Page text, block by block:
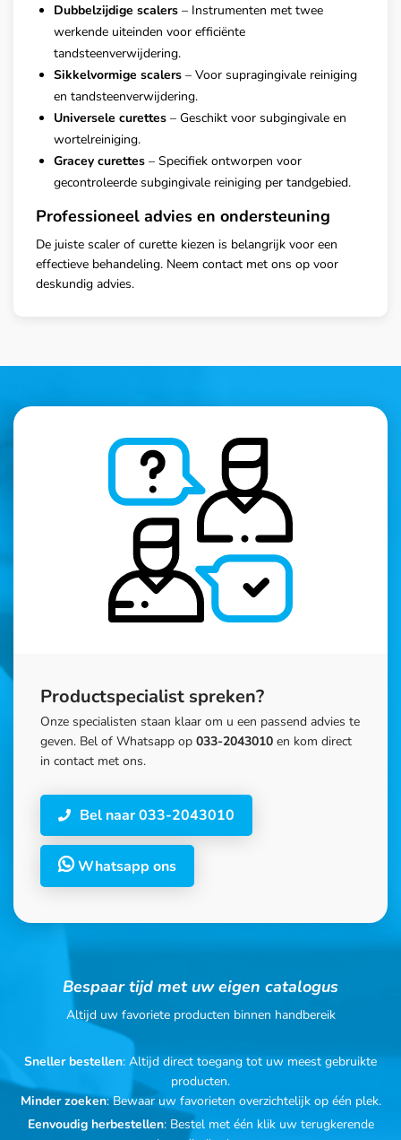
Dubbelzijdige scalers – Instrumenten met twee
werkende uiteinden voor efficiënte
tandsteenverwijdering.
Sikkelvormige scalers – Voor supragingivale reiniging
en tandsteenverwijdering.
Universele curettes – Geschikt voor subgingivale en
wortelreiniging.
Gracey curettes – Specifiek ontworpen voor
gecontroleerde subgingivale reiniging per tandgebied.
Professioneel advies en ondersteuning
De juiste scaler of curette kiezen is belangrijk voor een
effectieve behandeling. Neem contact met ons op voor
deskundig advies.
Productspecialist spreken?
Onze specialisten staan klaar om u een passend advies te
geven. Bel of Whatsapp op 033-2043010 en kom direct
in contact met ons.
Bel naar 033-2043010
Whatsapp ons
Bespaar tijd met uw eigen catalogus
Altijd uw favoriete producten binnen handbereik
Sneller bestellen: Altijd direct toegang tot uw meest gebruikte
producten.
Minder zoeken: Bewaar uw favorieten overzichtelijk op één plek.
Eenvoudig herbestellen: Bestel met één klik uw terugkerende